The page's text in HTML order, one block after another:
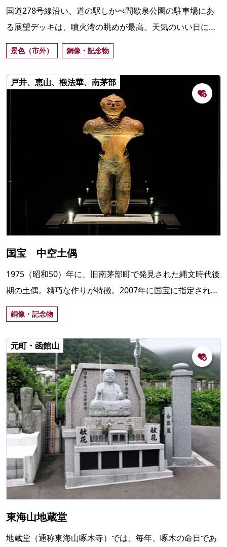
国道278号線沿い、道の駅しかべ間歇泉公園の駐車場にあ
る展望デッキは、噴火湾の眺めが最高。天気のいい日には
対岸の室蘭まで見渡せる。ユニークな仕掛けのモニュメン
トも。
景色（市外） 銅像・記念物
戸井、恵山、椴法華、南茅部
国宝 中空土偶
1975（昭和50）年に、旧南茅部町で発見された縄文時代後
期の土偶。精巧な作りが特徴。2007年に国宝に指定され、
函館市縄文文化交流センターで常設展示されている。
銅像・記念物
元町・函館山
東海山地蔵堂
地蔵堂（通称東海山啄木寺）では、毎年、啄木の命日であ